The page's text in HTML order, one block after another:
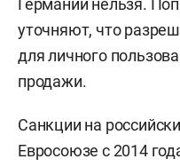
уточняют, что
для личного
продажи.
Санкции на
Евросоюзе с 2014